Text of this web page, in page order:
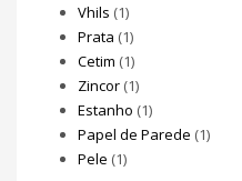
Vhils (1)
Prata (1)
Cetim (1)
Zincor (1)
Estanho (1)
Papel de Parede (1)
Pele (1)